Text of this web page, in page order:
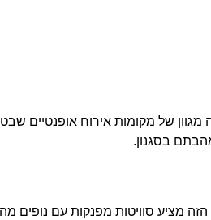
של מקומות אירוח אופנטיים
בסגנון.
הזה מציע סוויטות מפנקות עם